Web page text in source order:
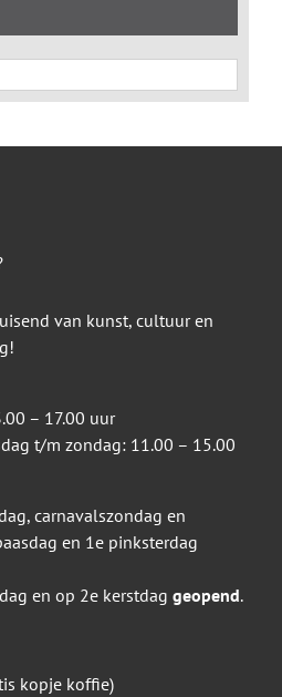
van kunst, cultuur en
– 17.00 uur
t/m zondag: 11.00 – 15.00
carnavalszondag en
en 1e pinksterdag
en op 2e kerstdag geopend.
kopje koffie)